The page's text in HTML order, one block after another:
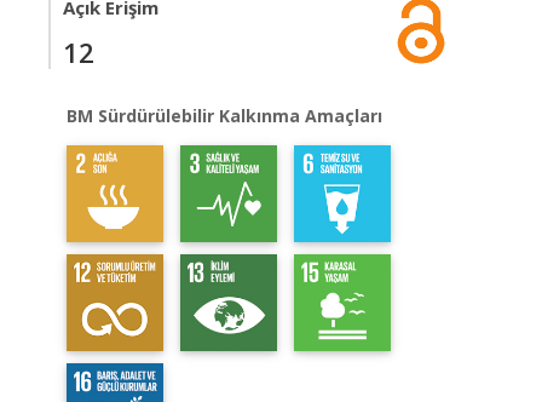
Açık Erişim
12
BM Sürdürülebilir Kalkınma Amaçları